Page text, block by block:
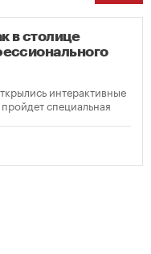
в столице
интерактивные
специальная